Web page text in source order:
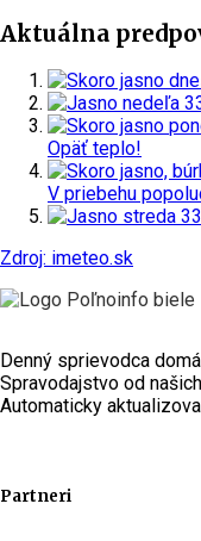
Aktuálna
nedeľa
Opäť teplo!
V priebehu
streda
Zdroj: imeteo.sk
Denný sprievodca
Spravodajstvo od
Automaticky
Partneri